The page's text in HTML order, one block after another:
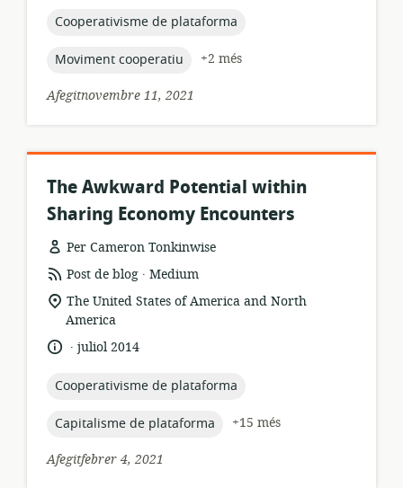
publicació:
topic:
Cooperativisme de plataforma
topic:
Moviment cooperatiu
+2 més
Afegitnovembre 11, 2021
The Awkward Potential within
Sharing Economy Encounters
Per Cameron Tonkinwise
format
dels
recursos:
Post de blog .
publicador:
Medium
ubicació
rellevant:
The United States of America and North
America
idioma:
.
data
publicació:
juliol 2014
topic:
Cooperativisme de plataforma
topic:
Capitalisme de plataforma
+15 més
Afegitfebrer 4, 2021